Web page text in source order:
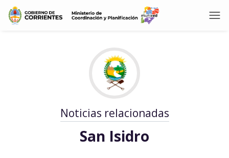
Noticias relacionadas
San Isidro